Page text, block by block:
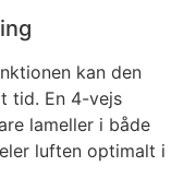
kan den
tid. En 4-vejs
lameller i både
luften optimalt i